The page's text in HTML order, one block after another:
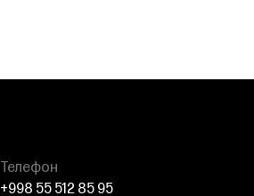
Телефон
+998 55 512 85 95